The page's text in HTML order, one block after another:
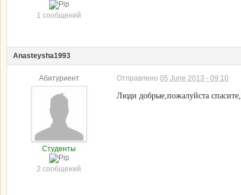
1 сообщений
Anasteysha1993
Абитуриент
Студенты
2 сообщений
Отправлено 05 June 2013 - 09:10
Люди добрые,пожалуйста